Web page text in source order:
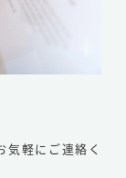
気軽にご連絡く